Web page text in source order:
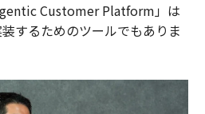
Customer Platform」は
するためのツールでもありま